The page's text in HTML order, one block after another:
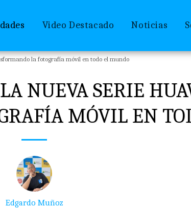
Video Destacado Noticias
la fotografía móvil en todo el mundo
NUEVA SERIE
MÓVIL EN
Edgardo Muñoz